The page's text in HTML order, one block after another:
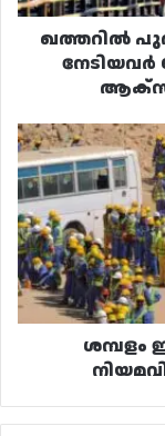
വർദ്ധനവ്.
ഖത്തറിൽ
ശമ്പളം
ഇല്ലെങ്കിൽ
സമരം
ചെയ്യുന്നത്
നിയമവിരുദ്ധം;
പകരം
ചെയ്യേണ്ടത്
ശമ്പളം